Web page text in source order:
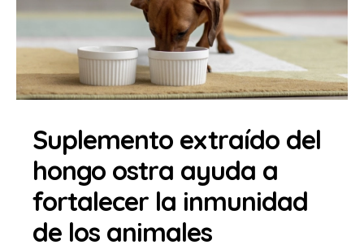
Suplemento extraído del
hongo ostra ayuda a
fortalecer la inmunidad
de los animales